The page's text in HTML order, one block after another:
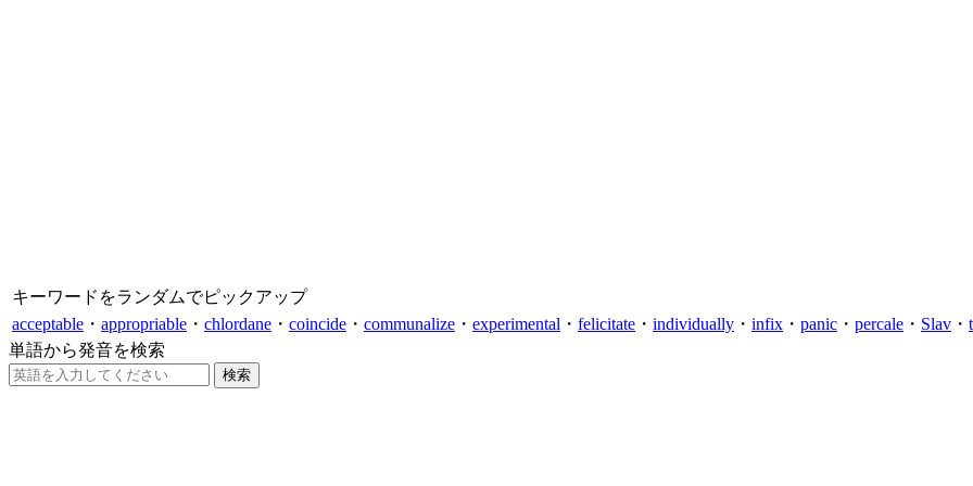
キーワードをランダムでピックアップ
acceptable ・ appropriable ・ chlordane ・ coincide ・ communalize ・ experimental ・ felicitate ・ individually ・ infix ・ panic ・ percale ・ Slav ・
単語から発音を検索